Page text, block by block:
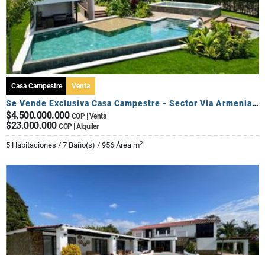
Casa Campestre Venta
Se Vende Exclusiva Casa Campestre - Sector Via Armenia Calarca
$4.500.000.000 COP | Venta
$23.000.000 COP | Alquiler
5 Habitaciones / 7 Baño(s) / 956 Área m2